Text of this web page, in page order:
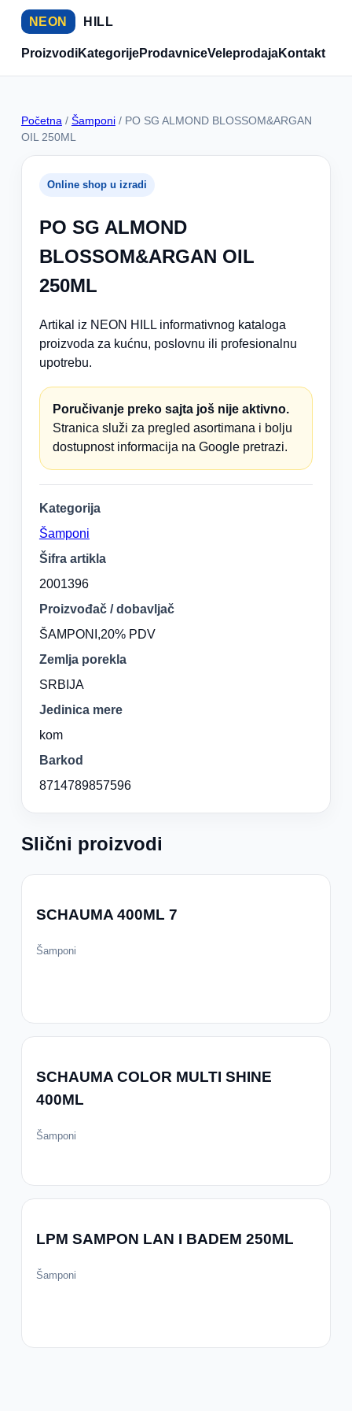
NEON HILL
ProizvodiKategorijeProdavniceVeleprodajaKontakt
Početna / Šamponi/ PO SG ALMOND BLOSSOM&ARGAN
OIL 250ML
Online shop u izradi
PO SG ALMOND
BLOSSOM&ARGAN OIL
250ML
Artikal iz NEON HILL informativnog kataloga
proizvoda za kućnu, poslovnu ili profesionalnu
upotrebu.
Poručivanje preko sajta još nije aktivno.
Stranica služi za pregled asortimana i bolju
dostupnost informacija na Google pretrazi.
Kategorija
Šamponi
Šifra artikla
2001396
Proizvođač / dobavljač
ŠAMPONI,20% PDV
Zemlja porekla
SRBIJA
Jedinica mere
kom
Barkod
8714789857596
Slični proizvodi
SCHAUMA 400ML 7
Šamponi
SCHAUMA COLOR MULTI SHINE
400ML
Šamponi
LPM SAMPON LAN I BADEM 250ML
Šamponi